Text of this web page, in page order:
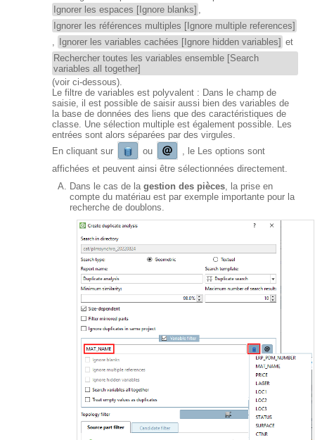
Ignorer les espaces [Ignore blanks]
Ignorer les références multiples [Ignore multiple references]
Ignorer les variables cachées [Ignore hidden variables] et
Rechercher toutes les variables ensemble [Search
variables all together]
(voir ci-dessous).
Le filtre de variables est polyvalent : Dans le champ de
saisie, il est possible de saisir aussi bien des variables de
la base de données des liens que des caractéristiques de
classe. Une sélection multiple est également possible. Les
entrées sont alors séparées par des virgules.
En cliquant sur
ou
, le Les options sont
affichées et peuvent ainsi être sélectionnées directement.
Dans le cas de la gestion des pièces , la prise en
compte du matériau est par exemple importante pour la
recherche de doublons.